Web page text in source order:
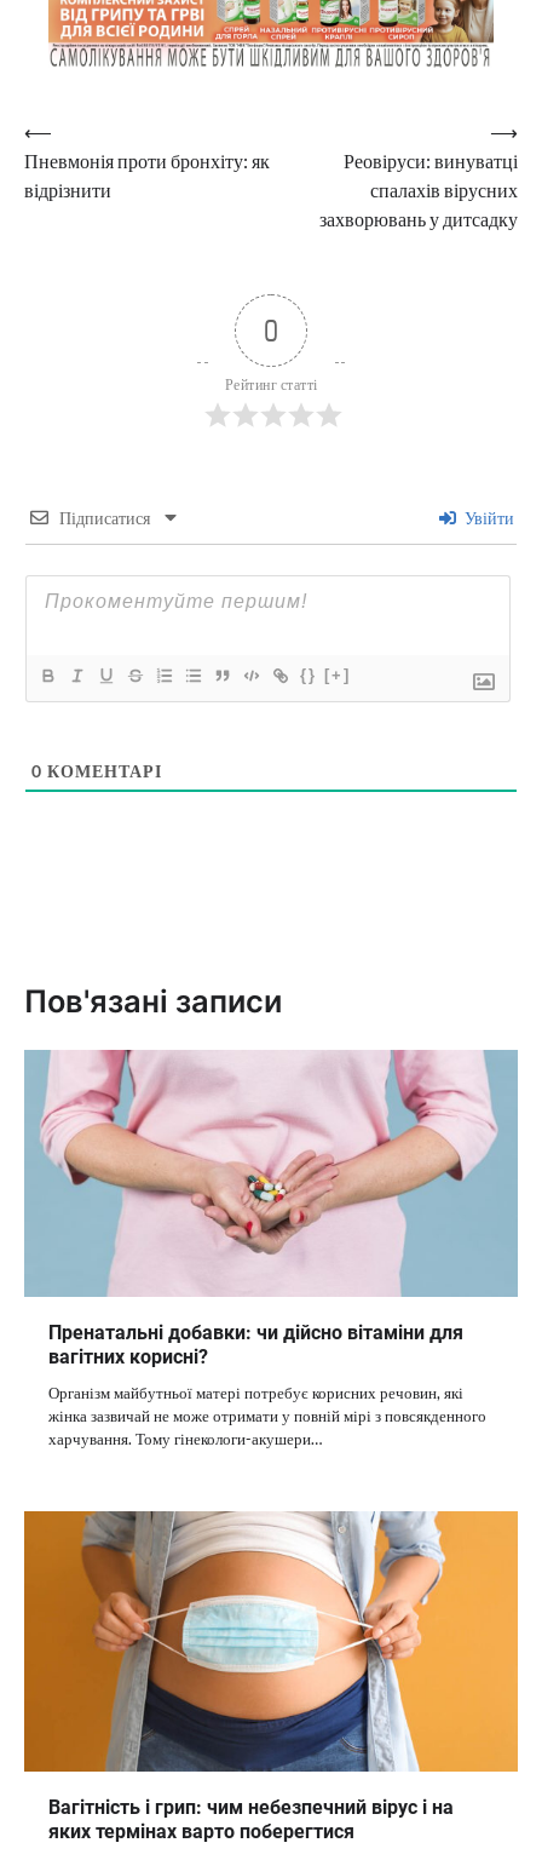
Навігація
записів
⟵
Пневмонія проти бронхіту: як
відрізнити
Реовіруси: винуватці
спалахів вірусних
захворювань у дитсадку
⟶
0
Рейтинг статті
Підписатися Увійти
{} [+]
0 КОМЕНТАРІ
Пов'язані записи
Пренатальні добавки: чи дійсно вітаміни для
вагітних корисні?
Організм майбутньої матері потребує корисних речовин, які
жінка зазвичай не може отримати у повній мірі з повсякденного
харчування. Тому гінекологи-акушери…
Вагітність і грип: чим небезпечний вірус і на
яких термінах варто поберегтися